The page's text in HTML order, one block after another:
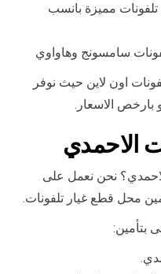
مميزة بانسب
سامسونج وهاواوي
اون لاين حيث نوفر
بارخص الاسعار.
الاحمدي
نحن نعمل على
محل قطع غيار تلفونات.
بتأمين: